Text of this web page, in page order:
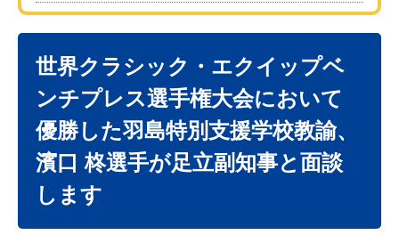
世界クラシック・エクイップベ
ンチプレス選手権大会において
優勝した羽島特別支援学校教諭、
濱口 柊選手が足立副知事と面談
します